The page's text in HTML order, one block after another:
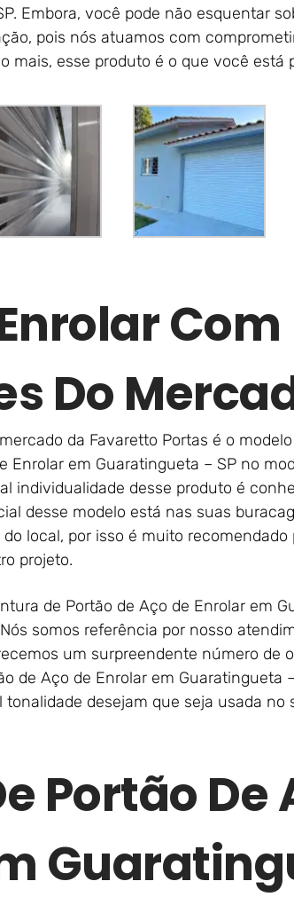
Embora, você pode não esquentar
pois nós atuamos com
mais, esse produto é o que você está
Com
Do
da Favaretto Portas é o
Enrolar em Guaratingueta – SP no
individualidade desse produto é
desse modelo está nas suas
local, por isso é muito recomendado
projeto.
de Portão de Aço de Enrolar em
somos referência por nosso
um surpreendente número de
de Aço de Enrolar em Guaratingueta
desejam que seja usada no
Portão De